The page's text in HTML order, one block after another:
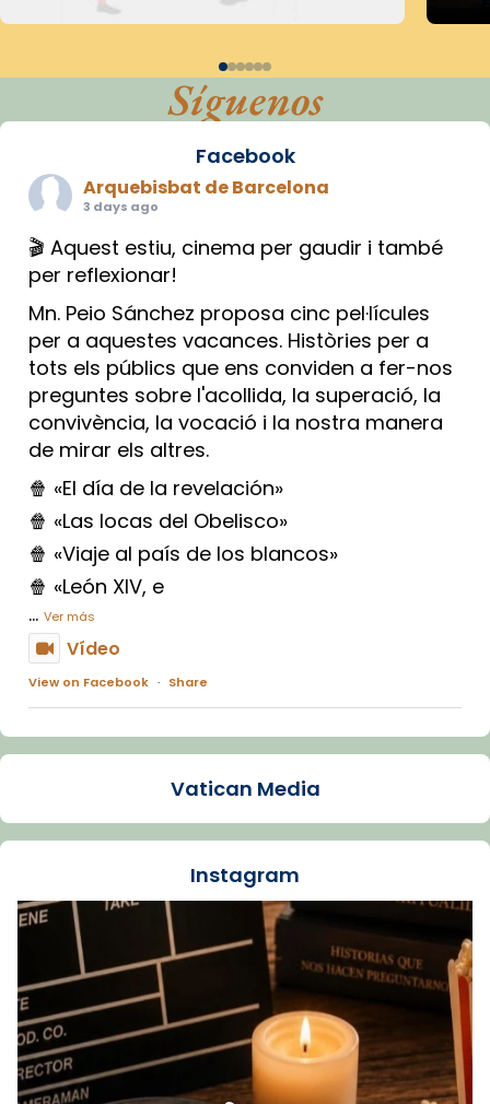
Síguenos
Facebook
Arquebisbat de Barcelona
3 days ago
🎬 Aquest estiu, cinema per gaudir i també
per reflexionar!
Mn. Peio Sánchez proposa cinc pel·lícules
per a aquestes vacances. Històries per a
tots els públics que ens conviden a fer-nos
preguntes sobre l'acollida, la superació, la
convivència, la vocació i la nostra manera
de mirar els altres.
🍿 «El día de la revelación»
🍿 «Las locas del Obelisco»
🍿 «Viaje al país de los blancos»
🍿 «León XIV, e
... Ver más
Vídeo
View on Facebook · Share
Arquebisbat de Barcelona
La Carmina va patir depressió. Fa gairebé
dos mesos, a l'Estadi Lluís Companys, la
Recupera l'entrevista comp
Vatican
tican News 👇
www.vaticannews.va/es/iglesia/news/2026-
07/carmina-historia-depresion-papa-viaje-
espana-testimoni...
Foto
Vatican Media
Instagram